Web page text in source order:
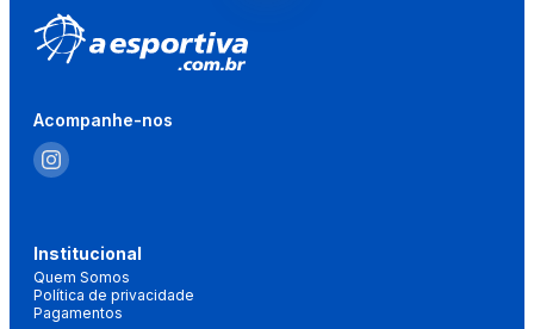
Acompanhe-nos
Institucional
Quem Somos
Política de privacidade
Pagamentos